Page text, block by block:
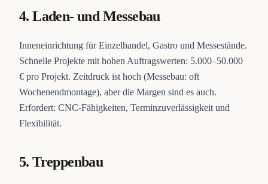
4. Laden- und Messebau
Inneneinrichtung für Einzelhandel, Gastro und Messestände.
Schnelle Projekte mit hohen Auftragswerten: 5.000–50.000
€ pro Projekt. Zeitdruck ist hoch (Messebau: oft
Wochenendmontage), aber die Margen sind es auch.
Erfordert: CNC-Fähigkeiten, Terminzuverlässigkeit und
Flexibilität.
5. Treppenbau